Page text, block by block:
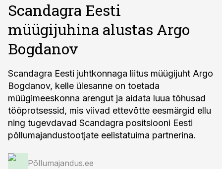
Scandagra Eesti
müügijuhina alustas Argo
Bogdanov
Scandagra Eesti juhtkonnaga liitus müügijuht Argo
Bogdanov, kelle ülesanne on toetada
müügimeeskonna arengut ja aidata luua tõhusad
tööprotsessid, mis viivad ettevõtte eesmärgid ellu
ning tugevdavad Scandagra positsiooni Eesti
põllumajandustootjate eelistatuima partnerina.
Põllumajandus.ee